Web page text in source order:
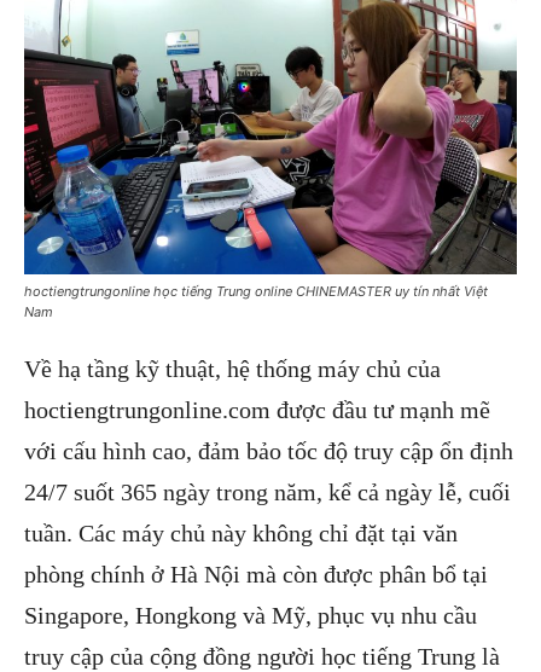
hoctiengtrungonline học tiếng Trung online CHINEMASTER uy tín nhất Việt
Nam
Về hạ tầng kỹ thuật, hệ thống máy chủ của
hoctiengtrungonline.com được đầu tư mạnh mẽ
với cấu hình cao, đảm bảo tốc độ truy cập ổn định
24/7 suốt 365 ngày trong năm, kể cả ngày lễ, cuối
tuần. Các máy chủ này không chỉ đặt tại văn
phòng chính ở Hà Nội mà còn được phân bổ tại
Singapore, Hongkong và Mỹ, phục vụ nhu cầu
truy cập của cộng đồng người học tiếng Trung là